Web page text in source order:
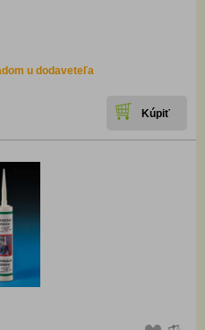
u dodaveteľa